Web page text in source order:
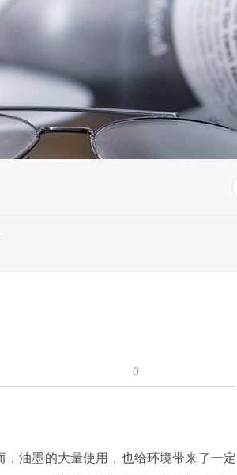
0
油墨的大量使用，也给环境带来了一定